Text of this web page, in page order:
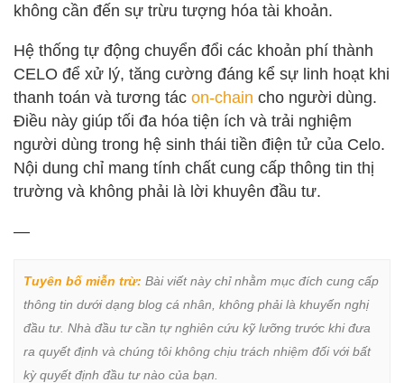
không cần đến sự trừu tượng hóa tài khoản.
Hệ thống tự động chuyển đổi các khoản phí thành
CELO để xử lý, tăng cường đáng kể sự linh hoạt khi
thanh toán và tương tác on-chain cho người dùng.
Điều này giúp tối đa hóa tiện ích và trải nghiệm
người dùng trong hệ sinh thái tiền điện tử của Celo.
Nội dung chỉ mang tính chất cung cấp thông tin thị
trường và không phải là lời khuyên đầu tư.
—
Tuyên bố miễn trừ: Bài viết này chỉ nhằm mục đích cung cấp
thông tin dưới dạng blog cá nhân, không phải là khuyến nghị
đầu tư. Nhà đầu tư cần tự nghiên cứu kỹ lưỡng trước khi đưa
ra quyết định và chúng tôi không chịu trách nhiệm đối với bất
kỳ quyết định đầu tư nào của bạn.